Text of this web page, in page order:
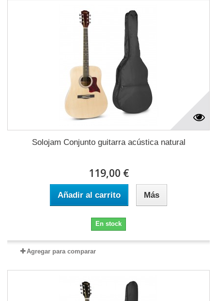
Solojam Conjunto guitarra acústica natural
119,00 €
Añadir al carrito Más
En stock
Agregar para comparar